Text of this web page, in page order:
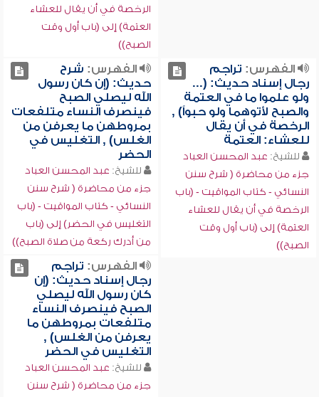
الرخصة في أن يقال للعشاء
العتمة) إلى (باب أول وقت
الصبح))
الفهرس: تراجم
رجال إسناد حديث: (...
ولو علموا ما في العتمة
والصبح لأتوهما ولو حبواً) ,
الرخصة في أن يقال
للعشاء: العتمة
للشيخ: عبد المحسن العباد
جزء من محاضرة ( شرح سنن
النسائي - كتاب المواقيت - (باب
الرخصة في أن يقال للعشاء
العتمة) إلى (باب أول وقت
الصبح))
الفهرس: شرح
حديث: (إن كان رسول
الله ليصلي الصبح
فينصرف النساء متلفعات
بمروطهن ما يعرفن من
الغلس) , التغليس في
الحضر
للشيخ: عبد المحسن العباد
جزء من محاضرة ( شرح سنن
النسائي - كتاب المواقيت - (باب
التغليس في الحضر) إلى (باب
من أدرك ركعة من صلاة الصبح))
الفهرس: تراجم
رجال إسناد حديث: (إن
كان رسول الله ليصلي
الصبح فينصرف النساء
متلفعات بمروطهن ما
يعرفن من الغلس) ,
التغليس في الحضر
للشيخ: عبد المحسن العباد
جزء من محاضرة ( شرح سنن